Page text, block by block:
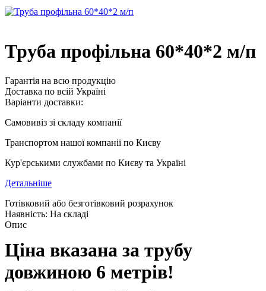
Труба профільна 60*40*2 м/п
Гарантія на всю продукцію
Доставка по всій Україні
Варіанти доставки:
Самовивіз зі складу компанії
Транспортом нашої компанії по Києву
Кур'єрськими службами по Києву та Україні
Детальніше
Готівковий або безготівковий розрахунок
Наявність: На складі
Опис
Ціна вказана за трубу
довжиною 6 метрів!